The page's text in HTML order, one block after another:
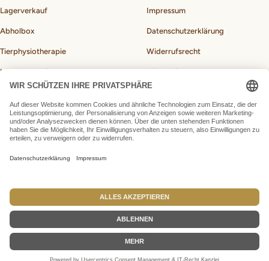
Lagerverkauf
Abholbox
Tierphysiotherapie
Hundebedarf
Impressum
Datenschutzerklärung
Widerrufsrecht
Allgemeine
Geschäftsbedingungen
Vertrag widerrufen
Deutschland (EUR €)
BARFeGO® made by Webfusions